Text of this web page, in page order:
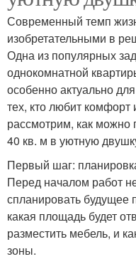
Современный темп
изобретательными в
Одна из популярных
однокомнатной
особенно актуально
тех, кто любит комфорт
рассмотрим, как
40 кв. м в уютную
Первый шаг:
Перед началом работ
спланировать будущее
какая площадь будет
разместить мебель, и
зоны.